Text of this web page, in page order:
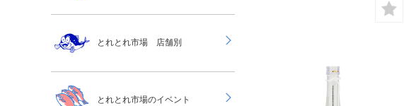
とれとれ市場 店舗別
とれとれ市場のイベント